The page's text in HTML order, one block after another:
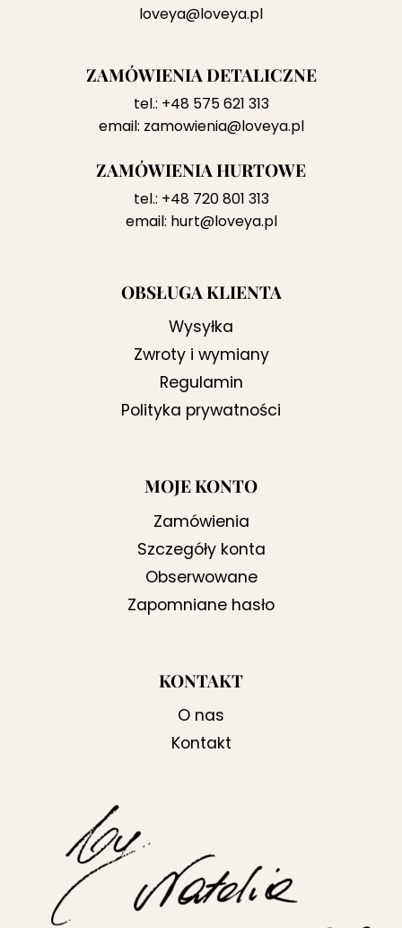
loveya@loveya.pl
ZAMÓWIENIA DETALICZNE
tel.: +48 575 621 313
email: zamowienia@loveya.pl
ZAMÓWIENIA HURTOWE
tel.: +48 720 801 313
email: hurt@loveya.pl
OBSŁUGA KLIENTA
Wysyłka
Zwroty i wymiany
Regulamin
Polityka prywatności
MOJE KONTO
Zamówienia
Szczegóły konta
Obserwowane
Zapomniane hasło
KONTAKT
O nas
Kontakt